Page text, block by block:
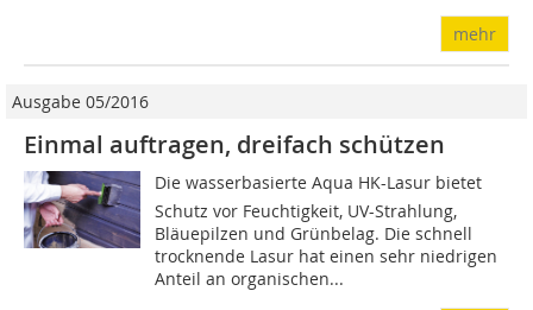
mehr
Ausgabe 05/2016
Einmal auftragen, dreifach schützen
Die wasserbasierte Aqua HK-Lasur bietet
Schutz vor Feuchtigkeit, UV-Strahlung,
Bläuepilzen und Grünbelag. Die schnell
trocknende Lasur hat einen sehr niedrigen
Anteil an organischen...